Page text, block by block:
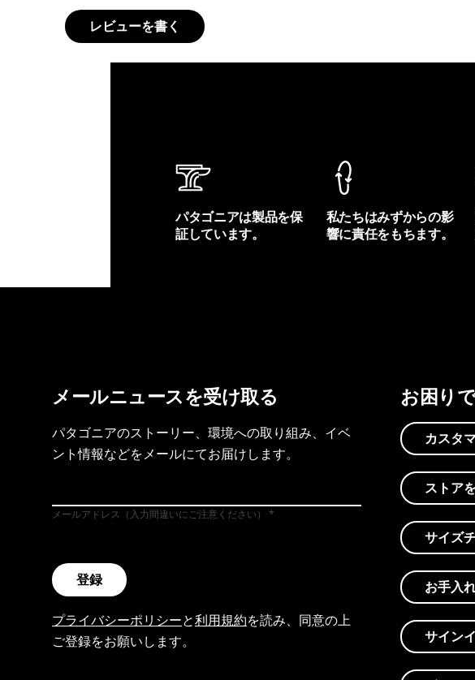
レビューを書く
パタゴニアは製品を保
証しています。
私たちはみずからの影
響に責任をもちます。
メールニュースを受け取る
パタゴニアのストーリー、環境への取り組み、イベ
ント情報などをメールにてお届けします。
メールアドレス（入力間違いにご注意ください）
登録
プライバシーポリシーと利用規約を読み、同意の上
ご登録をお願いします。
お困り
カスタ
ストア
サイズ
お手入
サイン